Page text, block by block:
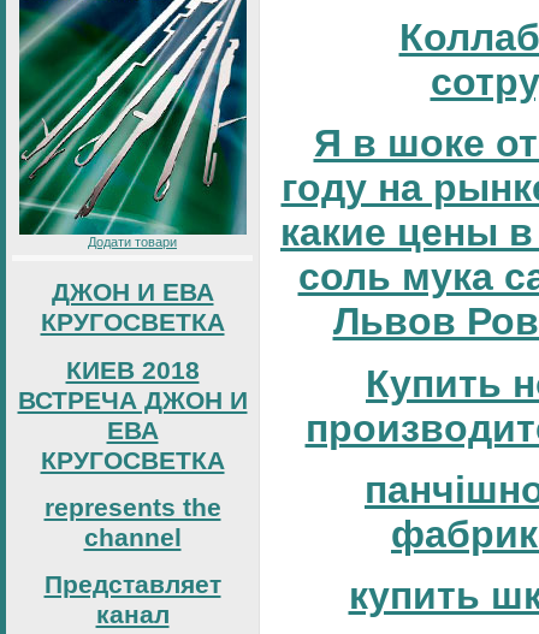
Додати товари
ДЖОН И ЕВА
КРУГОСВЕТКА
КИЕВ 2018
ВСТРЕЧА ДЖОН И
ЕВА
КРУГОСВЕТКА
represents the
channel
Представляет
канал
Я в шоке
году на
какие цены
соль мука
Львов
Купить
купить